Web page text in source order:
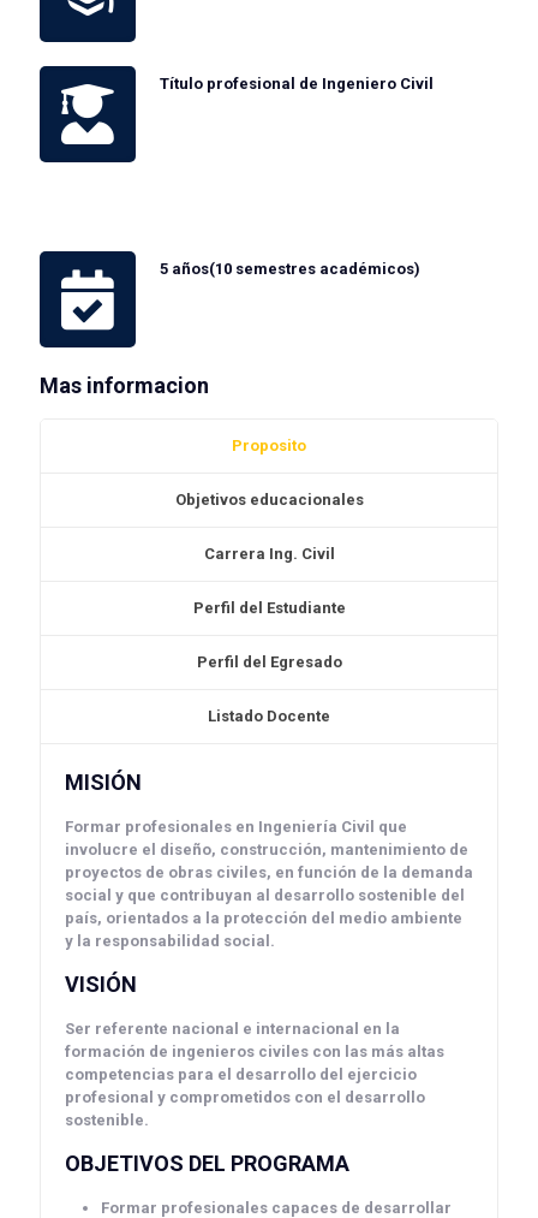
Título profesional de Ingeniero Civil
5 años(10 semestres académicos)
Mas informacion
Proposito
Objetivos educacionales
Carrera Ing. Civil
Perfil del Estudiante
Perfil del Egresado
Listado Docente
MISIÓN
Formar profesionales en Ingeniería Civil que
involucre el diseño, construcción, mantenimiento de
proyectos de obras civiles, en función de la demanda
social y que contribuyan al desarrollo sostenible del
país, orientados a la protección del medio ambiente
y la responsabilidad social.
VISIÓN
Ser referente nacional e internacional en la
formación de ingenieros civiles con las más altas
competencias para el desarrollo del ejercicio
profesional y comprometidos con el desarrollo
sostenible.
OBJETIVOS DEL PROGRAMA
Formar profesionales capaces de desarrollar